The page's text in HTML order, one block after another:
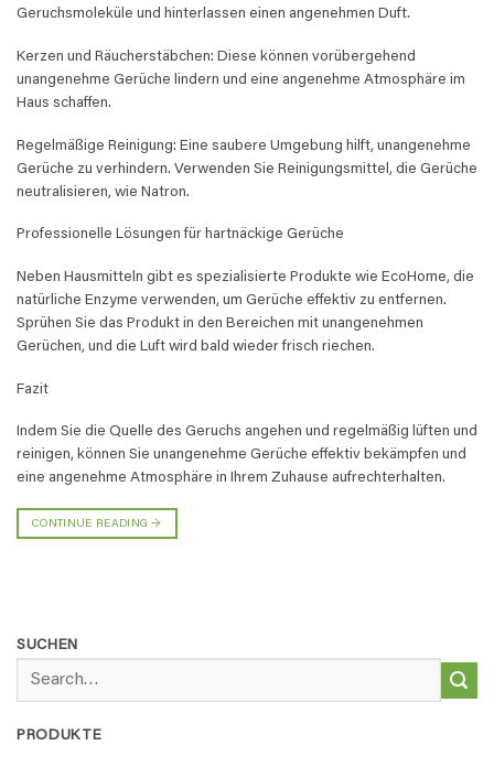
Geruchsmoleküle und hinterlassen einen angenehmen Duft.
Kerzen und Räucherstäbchen: Diese können vorübergehend
unangenehme Gerüche lindern und eine angenehme Atmosphäre im
Haus schaffen.
Regelmäßige Reinigung: Eine saubere Umgebung hilft, unangenehme
Gerüche zu verhindern. Verwenden Sie Reinigungsmittel, die Gerüche
neutralisieren, wie Natron.
Professionelle Lösungen für hartnäckige Gerüche
Neben Hausmitteln gibt es spezialisierte Produkte wie EcoHome, die
natürliche Enzyme verwenden, um Gerüche effektiv zu entfernen.
Sprühen Sie das Produkt in den Bereichen mit unangenehmen
Gerüchen, und die Luft wird bald wieder frisch riechen.
Fazit
Indem Sie die Quelle des Geruchs angehen und regelmäßig lüften und
reinigen, können Sie unangenehme Gerüche effektiv bekämpfen und
eine angenehme Atmosphäre in Ihrem Zuhause aufrechterhalten.
CONTINUE READING→
SUCHEN
for:
PRODUKTE